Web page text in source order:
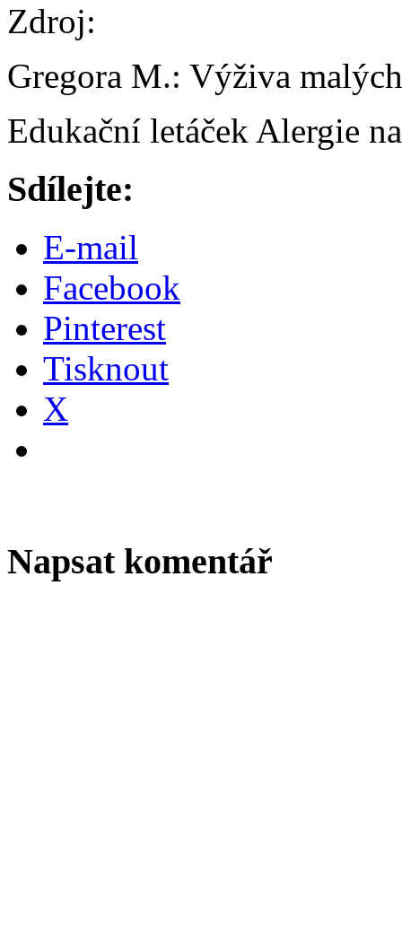
Zdroj:
Gregora M.: Výživa
Edukační letáček Alergie
Sdílejte:
E-mail
Facebook
Pinterest
Tisknout
X
Napsat komentář